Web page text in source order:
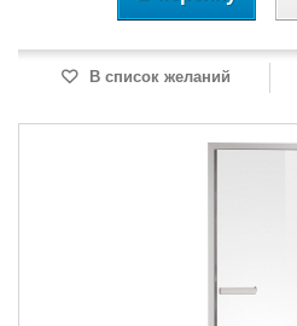
В список желаний